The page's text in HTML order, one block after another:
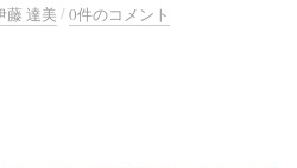
藤 達美 /0件のコメント